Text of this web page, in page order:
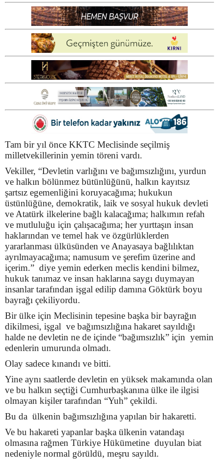
Tam bir yıl önce KKTC Meclisinde seçilmiş
milletvekillerinin yemin töreni vardı.
Vekiller, “Devletin varlığını ve bağımsızlığını, yurdun
ve halkın bölünmez bütünlüğünü, halkın kayıtsız
şartsız egemenliğini koruyacağıma; hukukun
üstünlüğüne, demokratik, laik ve sosyal hukuk devleti
ve Atatürk ilkelerine bağlı kalacağıma; halkımın refah
ve mutluluğu için çalışacağıma; her yurttaşın insan
haklarından ve temel hak ve özgürlüklerden
yararlanması ülküsünden ve Anayasaya bağlılıktan
ayrılmayacağıma; namusum ve şerefim üzerine and
içerim.” diye yemin ederken meclis kendini bilmez,
hukuk tanımaz ve insan haklarına saygı duymayan
insanlar tarafından işgal edilip damına Göktürk boyu
bayrağı çekiliyordu.
Bir ülke için Meclisinin tepesine başka bir bayrağın
dikilmesi, işgal ve bağımsızlığına hakaret sayıldığı
halde ne devletin ne de içinde “bağımsızlık” için yemin
edenlerin umurunda olmadı.
Olay sadece kınandı ve bitti.
Yine aynı saatlerde devletin en yüksek makamında olan
ve bu halkın seçtiği Cumhurbaşkanına ülke ile ilgisi
olmayan kişiler tarafından “Yuh” çekildi.
Bu da ülkenin bağımsızlığına yapılan bir hakaretti.
Ve bu hakareti yapanlar başka ülkenin vatandaşı
olmasına rağmen Türkiye Hükümetine duyulan biat
nedeniyle normal görüldü, meşru sayıldı.